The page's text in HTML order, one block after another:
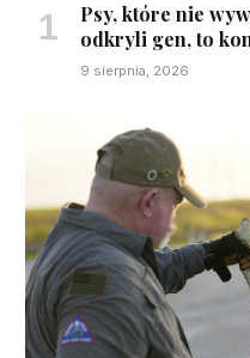
Psy, które nie
odkryli gen, to
9 sierpnia, 2026